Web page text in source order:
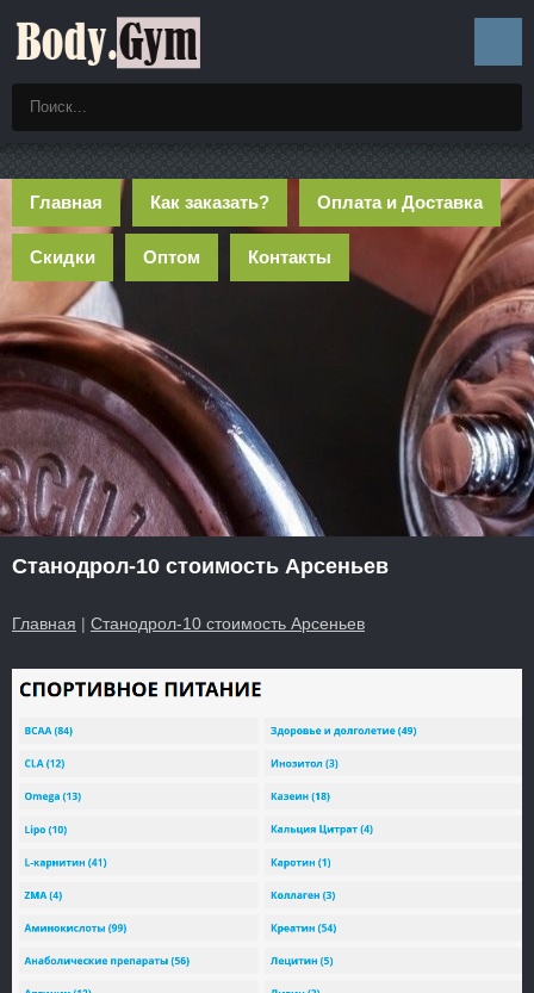
Главная Как заказать? Оплата и Доставка
Скидки Оптом Контакты
Станодрол-10 стоимость Арсеньев
Главная | Станодрол-10 стоимость Арсеньев